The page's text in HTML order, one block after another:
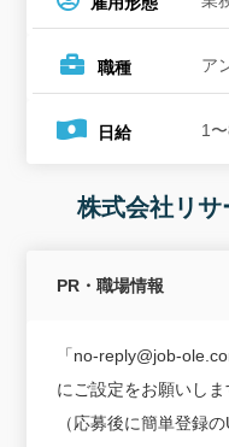
職種 ア
日給 1
株式会社リ
PR・職場情報
「no-reply@job-
にご設定をお願いし
（応募後に簡単登録